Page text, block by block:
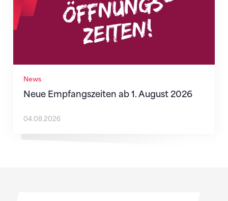
News
Neue Empfangszeiten ab 1. August 2026
04.08.2026